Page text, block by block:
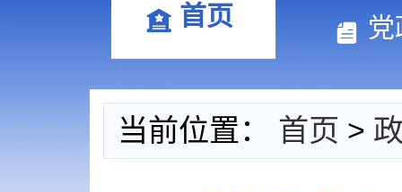
首页 党
当前位置： 首页 >